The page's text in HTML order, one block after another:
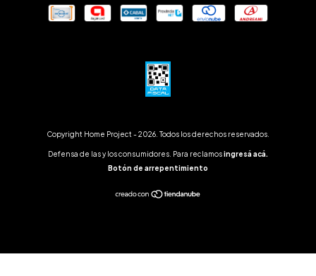
Copyright Home Project - 2026. Todos los derechos reservados.
Defensa de las y los consumidores. Para reclamosingresá acá.
Botón de arrepentimiento